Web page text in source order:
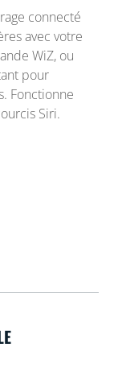
connecté
avec votre
WiZ, ou
pour
Fonctionne
Siri.